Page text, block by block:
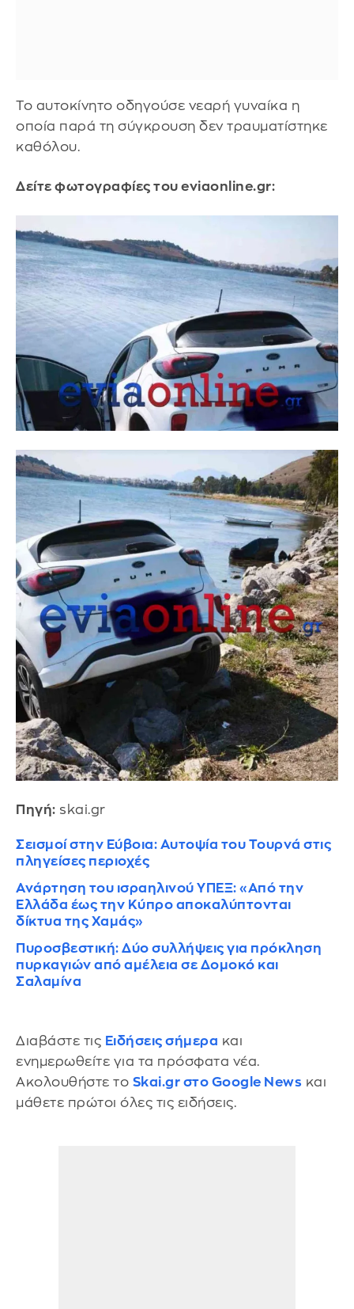
Το αυτοκίνητο οδηγούσε νεαρή γυναίκα η
οποία παρά τη σύγκρουση δεν τραυματίστηκε
καθόλου.
Δείτε φωτογραφίες του eviaonline.gr:
Πηγή: skai.gr
Σεισμοί στην Εύβοια: Αυτοψία του Τουρνά στις
πληγείσες περιοχές
Ανάρτηση του ισραηλινού ΥΠΕΞ: «Από την
Ελλάδα έως την Κύπρο αποκαλύπτονται
δίκτυα της Χαμάς»
Πυροσβεστική: Δύο συλλήψεις για πρόκληση
πυρκαγιών από αμέλεια σε Δομοκό και
Σαλαμίνα
Διαβάστε τις Ειδήσεις σήμερα και
ενημερωθείτε για τα πρόσφατα νέα.
Ακολουθήστε το Skai.gr στο Google News και
μάθετε πρώτοι όλες τις ειδήσεις.